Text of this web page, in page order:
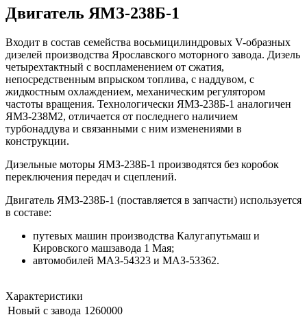
Двигатель ЯМЗ-238Б-1
Входит в состав семейства восьмицилиндровых V-образных
дизелей производства Ярославского моторного завода. Дизель
четырехтактный с воспламенением от сжатия,
непосредственным впрыском топлива, с наддувом, с
жидкостным охлаждением, механическим регулятором
частоты вращения. Технологически ЯМЗ-238Б-1 аналогичен
ЯМЗ-238М2, отличается от последнего наличием
турбонаддува и связанными с ним изменениями в
конструкции.
Дизельные моторы ЯМЗ-238Б-1 производятся без коробок
переключения передач и сцеплений.
Двигатель ЯМЗ-238Б-1 (поставляется в запчасти) используется
в составе:
путевых машин производства Калугапутьмаш и
Кировского машзавода 1 Мая;
автомобилей МАЗ-54323 и МАЗ-53362.
Характеристики
Новый с завода 1260000